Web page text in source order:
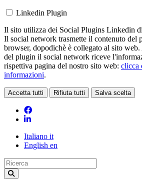
Linkedin Plugin
Il sito utilizza dei Social Plugins Linkedin
Il social network trasmette il contenuto del
browser, dopodichè è collegato al sito
del plugin il social network riceve
rispettiva pagina del nostro sito web: clicca
informazioni.
Accetta tutti Rifiuta tutti Salva scelta
Italiano it
English en